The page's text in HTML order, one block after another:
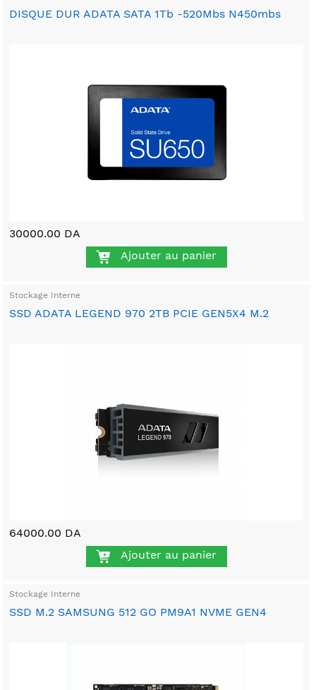
DISQUE DUR ADATA SATA 1Tb -520Mbs N450mbs
30000.00 DA
Ajouter au panier
Stockage Interne
SSD ADATA LEGEND 970 2TB PCIE GEN5X4 M.2
64000.00 DA
Ajouter au panier
Stockage Interne
SSD M.2 SAMSUNG 512 GO PM9A1 NVME GEN4